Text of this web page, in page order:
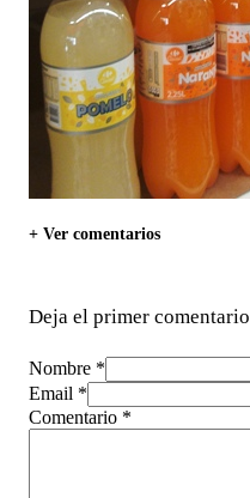
+ Ver comentarios
Deja el primer comentario
Nombre *
Email *
Comentario *